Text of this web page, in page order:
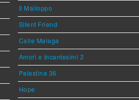
Il Malloppo
Silent Friend
Calle Malaga
Amori e Incantesimi 2
Palestina 36
Hope